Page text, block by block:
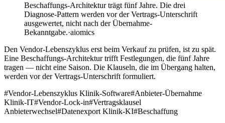
Beschaffungs-Architektur trägt fünf Jahre. Die drei
Diagnose-Pattern werden vor der Vertrags-Unterschrift
ausgewertet, nicht nach der Übernahme-
Bekanntgabe.·aiomics
Den Vendor-Lebenszyklus erst beim Verkauf zu prüfen, ist zu spät.
Eine Beschaffungs-Architektur trifft Festlegungen, die fünf Jahre
tragen — nicht eine Saison. Die Klauseln, die im Übergang halten,
werden vor der Vertrags-Unterschrift formuliert.
#Vendor-Lebenszyklus Klinik-Software#Anbieter-Übernahme
Klinik-IT#Vendor-Lock-in#Vertragsklausel
Anbieterwechsel#Datenexport Klinik-KI#Beschaffung